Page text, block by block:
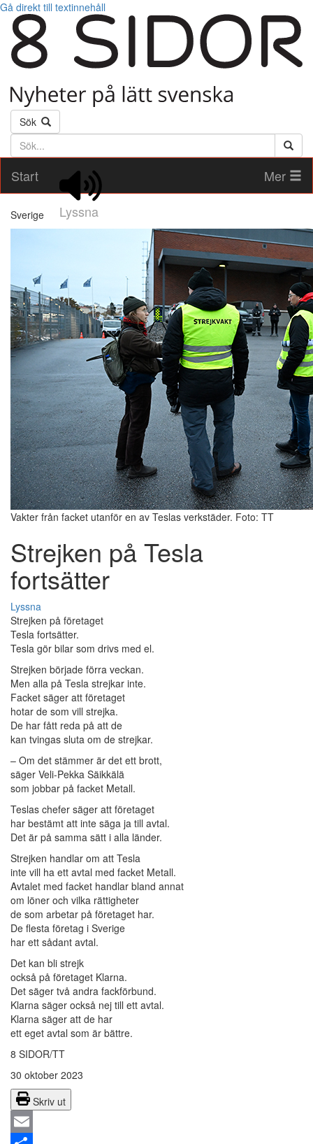
Gå direkt till textinnehåll
Sök
Söktext
Start
Lyssna
Mer
Sverige
Vakter från facket utanför en av Teslas verkstäder. Foto: TT
Strejken på Tesla
fortsätter
Lyssna
Strejken på företaget
Tesla fortsätter.
Tesla gör bilar som drivs med el.
Strejken började förra veckan.
Men alla på Tesla strejkar inte.
Facket säger att företaget
hotar de som vill strejka.
De har fått reda på att de
kan tvingas sluta om de strejkar.
– Om det stämmer är det ett brott,
säger Veli-Pekka Säikkälä
som jobbar på facket Metall.
Teslas chefer säger att företaget
har bestämt att inte säga ja till avtal.
Det är på samma sätt i alla länder.
Strejken handlar om att Tesla
inte vill ha ett avtal med facket Metall.
Avtalet med facket handlar bland annat
om löner och vilka rättigheter
de som arbetar på företaget har.
De flesta företag i Sverige
har ett sådant avtal.
Det kan bli strejk
också på företaget Klarna.
Det säger två andra fackförbund.
Klarna säger också nej till ett avtal.
Klarna säger att de har
ett eget avtal som är bättre.
8 SIDOR/TT
30 oktober 2023
Skriv ut